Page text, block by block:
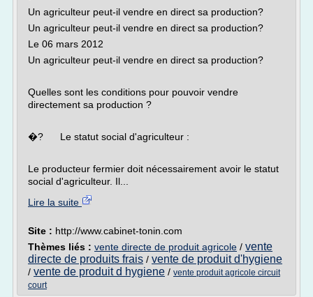
Un agriculteur peut-il vendre en direct sa production?
Un agriculteur peut-il vendre en direct sa production?
Le 06 mars 2012
Un agriculteur peut-il vendre en direct sa production?
Quelles sont les conditions pour pouvoir vendre
directement sa production ?
�? Le statut social d'agriculteur :
Le producteur fermier doit nécessairement avoir le statut
social d'agriculteur. Il...
Lire la suite
Site : http://www.cabinet-tonin.com
Thèmes liés : vente directe de produit agricole / vente
directe de produits frais / vente de produit d'hygiene
/ vente de produit d hygiene / vente produit agricole circuit
court